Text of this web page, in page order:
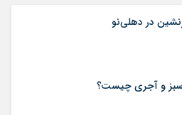
در دهلی‏‌نو
و آجری چیست؟